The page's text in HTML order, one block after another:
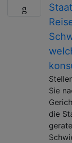
Sie
die